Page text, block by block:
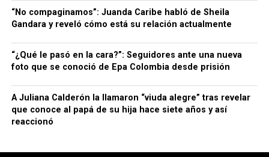
“No compaginamos”: Juanda Caribe habló de Sheila
Gandara y reveló cómo está su relación actualmente
“¿Qué le pasó en la cara?”: Seguidores ante una nueva
foto que se conoció de Epa Colombia desde prisión
A Juliana Calderón la llamaron “viuda alegre” tras revelar
que conoce al papá de su hija hace siete años y así
reaccionó